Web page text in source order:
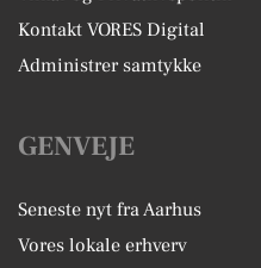
Kontakt VORES Digital
Administrer samtykke
GENVEJE
Seneste nyt fra Aarhus
Vores lokale erhverv